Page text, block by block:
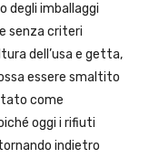
degli imballaggi
senza criteri
dell’usa e getta,
essere smaltito
come
oggi i rifiuti
indietro